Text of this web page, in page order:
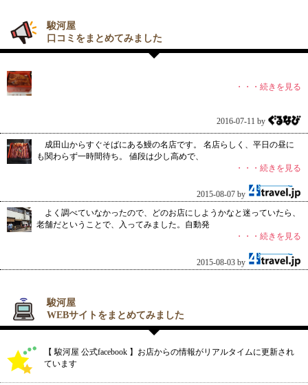
駿河屋
口コミをまとめてみました
・・・続きを見る
2016-07-11 by
成田山からすぐそばにある鰻の名店です。 名店らしく、平日の昼に
も関わらず一時間待ち。 値段は少し高めで、
・・・続きを見る
2015-08-07 by
よく調べていなかったので、どのお店にしようかなと迷っていたら、
老舗だということで、入ってみました。自動発
・・・続きを見る
2015-08-03 by
駿河屋
WEBサイトをまとめてみました
【 駿河屋 公式facebook 】お店からの情報がリアルタイムに更新され
ています